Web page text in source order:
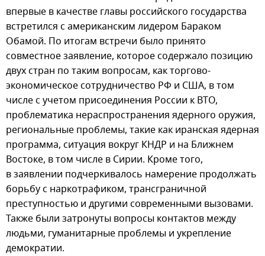
впервые в качестве главы российского государства
встретился с американским лидером Бараком
Обамой. По итогам встречи было принято
совместное заявление, которое содержало позицию
двух стран по таким вопросам, как торгово-
экономическое сотрудничество РФ и США, в том
числе с учетом присоединения России к ВТО,
проблематика нераспространения ядерного оружия,
региональные проблемы, такие как иранская ядерная
программа, ситуация вокруг КНДР и на Ближнем
Востоке, в том числе в Сирии. Кроме того,
в заявлении подчеркивалось намерение продолжать
борьбу с наркотрафиком, трансграничной
преступностью и другими современными вызовами.
Также были затронуты вопросы контактов между
людьми, гуманитарные проблемы и укрепление
демократии.